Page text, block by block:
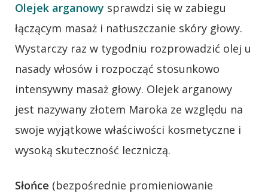
Olejek arganowy sprawdzi się w zabiegu
łączącym masaż i natłuszczanie skóry głowy.
Wystarczy raz w tygodniu rozprowadzić olej u
nasady włosów i rozpocząć stosunkowo
intensywny masaż głowy. Olejek arganowy
jest nazywany złotem Maroka ze względu na
swoje wyjątkowe właściwości kosmetyczne i
wysoką skuteczność leczniczą.
Słońce (bezpośrednie promieniowanie